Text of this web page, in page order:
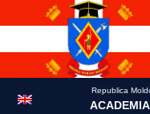
Republica